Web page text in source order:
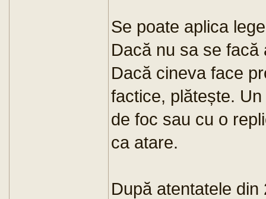
Se poate aplica
Dacă nu sa se
Dacă cineva face
factice, plătește.
de foc sau cu o
ca atare.
După atentatele